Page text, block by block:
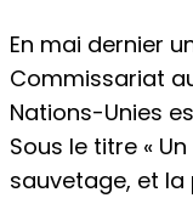
En mai dernier
Commissariat
Nations-Unies
Sous le titre «
sauvetage, et